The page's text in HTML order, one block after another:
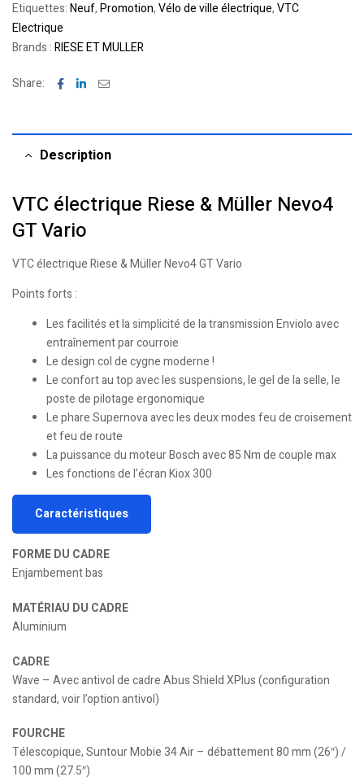
Etiquettes:Neuf,Promotion,Vélo de ville électrique,VTC
Electrique
Brands :RIESE ET MULLER
Share: Facebook
LinkedinEmail
Description
VTC électrique Riese & Müller Nevo4
GT Vario
VTC électrique Riese & Müller Nevo4 GT Vario
Points forts :
Les facilités et la simplicité de la transmission Enviolo avec
entraînement par courroie
Le design col de cygne moderne !
Le confort au top avec les suspensions, le gel de la selle, le
poste de pilotage ergonomique
Le phare Supernova avec les deux modes feu de croisement
et feu de route
La puissance du moteur Bosch avec 85 Nm de couple max
Les fonctions de l’écran Kiox 300
Caractéristiques
FORME DU CADRE
Enjambement bas
MATÉRIAU DU CADRE
Aluminium
CADRE
Wave – Avec antivol de cadre Abus Shield XPlus (configuration
standard, voir l’option antivol)
FOURCHE
Télescopique, Suntour Mobie 34 Air – débattement 80 mm (26″) /
100 mm (27.5″)